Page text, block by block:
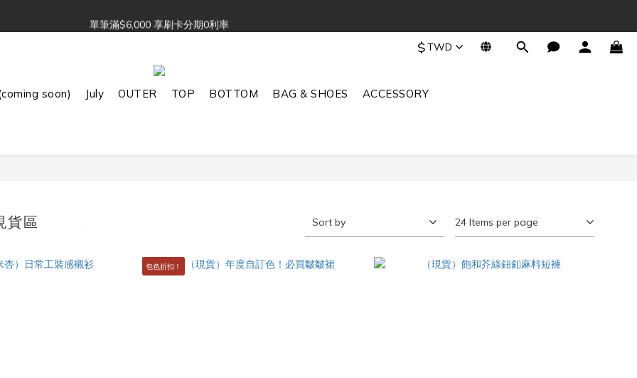
$TWD
soon) July OUTER TOP BOTTOM BAG & SHOES ACCESSORY
貨區 Sort by 24 Items per page
包色折扣！